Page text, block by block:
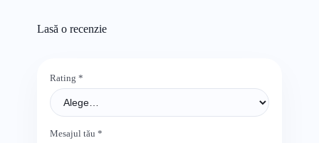
Lasă o recenzie
Rating *
Mesajul tău *